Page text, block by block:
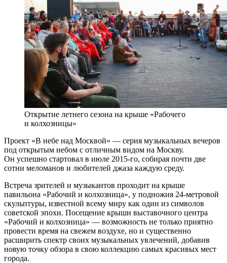
Открытие летнего сезона на крыше «Рабочего
и колхозницы»
Проект «В небе над Москвой» — серия музыкальных вечеров
под открытым небом с отличным видом на Москву.
Он успешно стартовал в июле 2015-го, собирая почти две
сотни меломанов и любителей джаза каждую среду.
Встреча зрителей и музыкантов проходит на крыше
павильона «Рабочий и колхозница», у подножия 24-метровой
скульптуры, известной всему миру как один из символов
советской эпохи. Посещение крыши выставочного центра
«Рабочий и колхозница» — возможность не только приятно
провести время на свежем воздухе, но и существенно
расширить спектр своих музыкальных увлечений, добавив
новую точку обзора в свою коллекцию самых красивых мест
города.